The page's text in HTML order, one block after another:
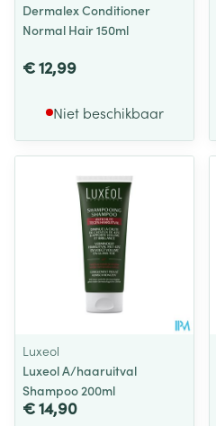
Dermalex Conditioner
Normal Hair 150ml
€ 12,99
Niet beschikbaar
Luxeol
Luxeol A/haaruitval
Shampoo 200ml
€ 14,90